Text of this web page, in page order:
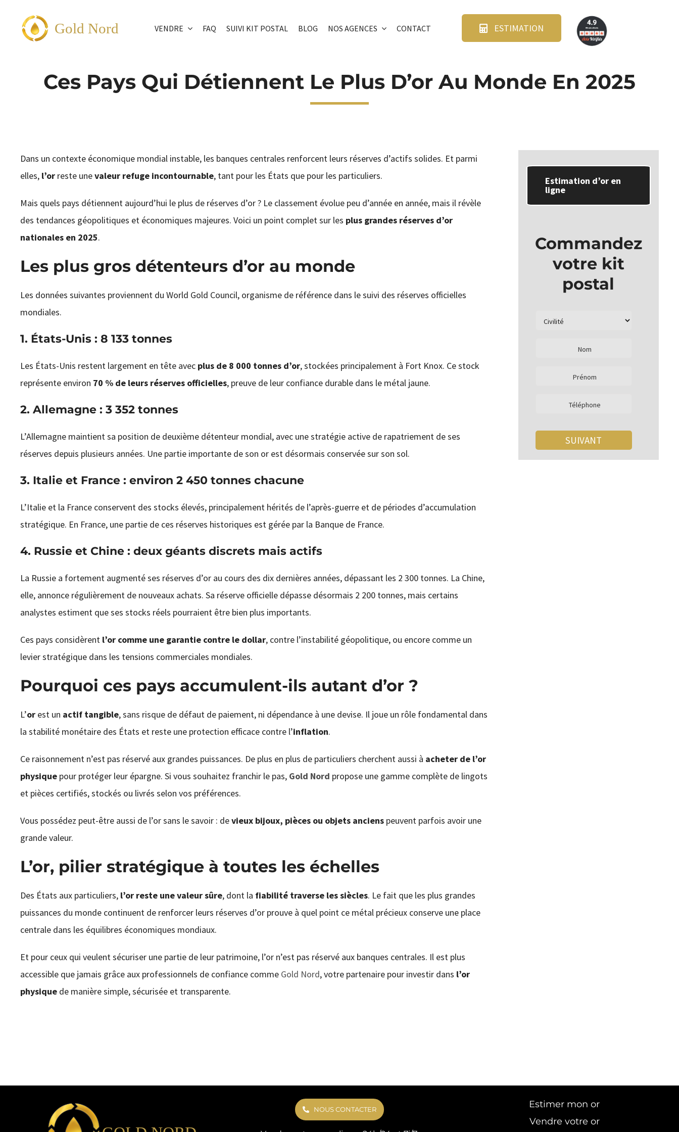
contenu
Gold Nord VENDRE FAQ SUIVI KIT POSTAL BLOG NOS AGENCES CONTACT ESTIMATION
Ces Pays Qui Détiennent Le Plus D’or Au Monde En 2025
Dans un contexte économique mondial instable, les banques centrales renforcent leurs réserves d’actifs solides. Et parmi
elles, l’orreste unevaleur refuge incontournable, tant pour les États que pour les particuliers.
Mais quels pays détiennent aujourd’hui le plus de réserves d’or ? Le classement évolue peu d’année en année, mais il révèle
des tendances géopolitiques et économiques majeures. Voici un point complet sur les plus grandes réserves d’or
nationales en 2025.
Les plus gros détenteurs d’or au monde
Les données suivantes proviennent du World Gold Council, organisme de référence dans le suivi des réserves officielles
mondiales.
1. États-Unis : 8 133 tonnes
Les États-Unis restent largement en tête avec plus de 8 000 tonnes d’or, stockées principalement à Fort Knox. Ce stock
représente environ 70 % de leurs réserves officielles, preuve de leur confiance durable dans le métal jaune.
2. Allemagne: 3 352 tonnes
L’Allemagne maintient sa position de deuxième détenteur mondial, avec une stratégie active de rapatriement de ses
réserves depuis plusieurs années. Une partie importante de son or est désormais conservée sur son sol.
3. Italieet France: environ 2 450 tonnes chacune
L’Italie et la France conservent des stocks élevés, principalement hérités de l’après-guerre et de périodes d’accumulation
stratégique. En France, une partie de ces réserves historiques est gérée par la Banque de France.
4. Russieet Chine: deux géants discrets mais actifs
La Russie a fortement augmenté ses réserves d’or au cours des dix dernières années, dépassant les 2 300 tonnes. La Chine,
elle, annonce régulièrement de nouveaux achats. Sa réserve officielle dépasse désormais 2 200 tonnes, mais certains
analystes estiment que ses stocks réels pourraient être bien plus importants.
Ces pays considèrent l’or comme une garantie contre le dollar, contre l’instabilité géopolitique, ou encore comme un
levier stratégique dans les tensions commerciales mondiales.
Pourquoi ces pays accumulent-ils autant d’or ?
L’orest un actif tangible, sans risque de défaut de paiement, ni dépendance à une devise. Il joue un rôle fondamental dans
la stabilité monétaire des États et reste une protection efficace contre l’inflation.
Ce raisonnement n’est pas réservé aux grandes puissances. De plus en plus de particuliers cherchent aussi à acheter de l’or
physiquepour protéger leur épargne. Si vous souhaitez franchir le pas, Gold Nord propose une gamme complète de lingots
et pièces certifiés, stockés ou livrés selon vos préférences.
Vous possédez peut-être aussi de l’or sans le savoir : devieux bijoux, pièces ou objets ancienspeuvent parfois avoir une
grande valeur.
L’or, pilier stratégique à toutes les échelles
Des États aux particuliers, l’or reste une valeur sûre, dont la fiabilité traverse les siècles. Le fait que les plus grandes
puissances du monde continuent de renforcer leurs réserves d’or prouve à quel point ce métal précieux conserve une place
centrale dans les équilibres économiques mondiaux.
Et pour ceux qui veulent sécuriser une partie de leur patrimoine, l’or n’est pas réservé aux banques centrales. Il est plus
accessible que jamais grâce aux professionnels de confiance comme Gold Nord, votre partenaire pour investir dans l’or
physiquede manière simple, sécurisée et transparente.
Estimation d’or en
ligne
Commandez
votre kit
postal
NOUS CONTACTER
Estimer mon or
Vendre votre or